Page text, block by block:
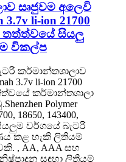
සෘජුවම අලෙවි
3.7v li-ion 21700
සියලු
විකල්ප
කර්මාන්තශාලාව
3.7v li-ion 21700
කර්මාන්තශාලා
Polymer
18650, 143400,
සියලුම වර්ගයේ බැටරි
කළ හැකි ලිතියම්
, AA, AAA සහ
සඳහා ලිතියම්